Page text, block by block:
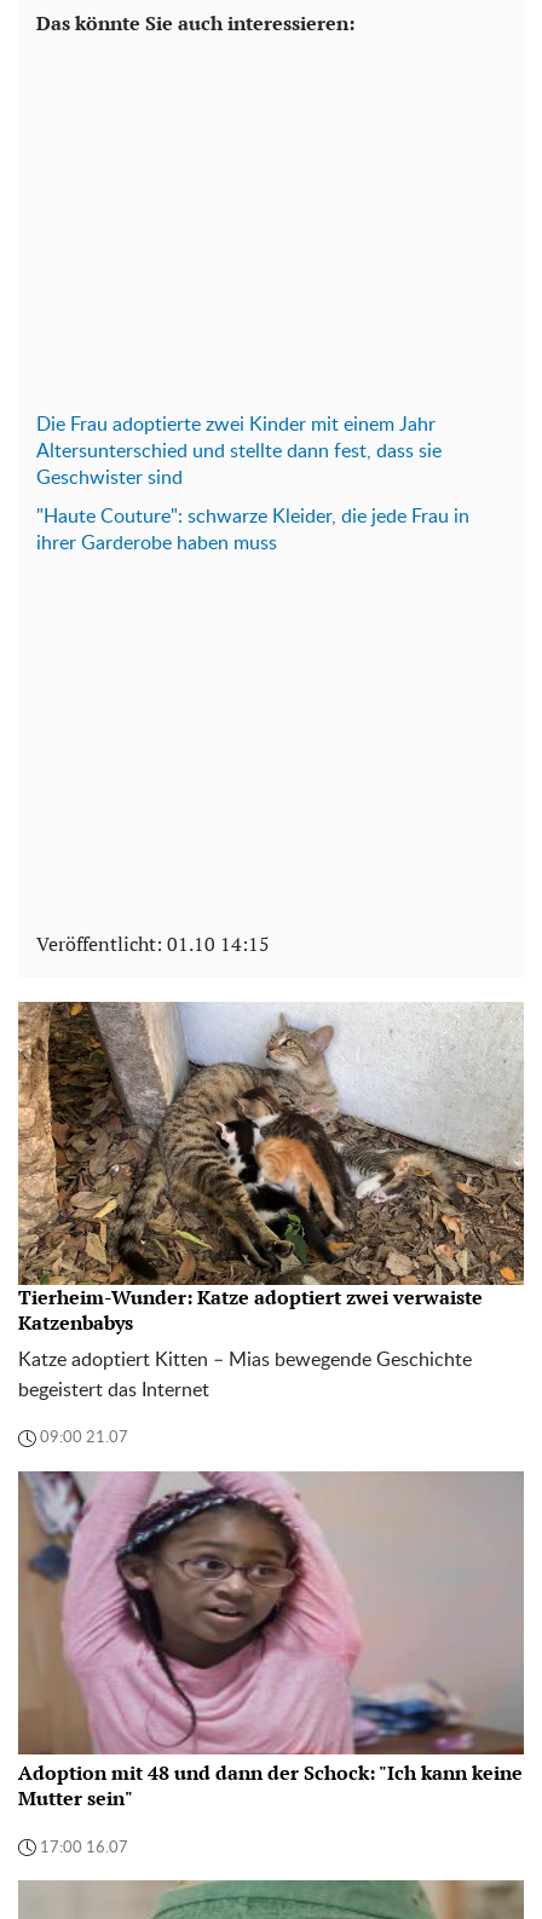
Das könnte Sie auch interessieren:
Die Frau adoptierte zwei Kinder mit einem Jahr
Altersunterschied und stellte dann fest, dass sie
Geschwister sind
"Haute Couture": schwarze Kleider, die jede Frau in
ihrer Garderobe haben muss
Veröffentlicht: 01.10 14:15
Tierheim-Wunder: Katze adoptiert zwei verwaiste
Katzenbabys
Katze adoptiert Kitten – Mias bewegende Geschichte
begeistert das Internet
09:00 21.07
Adoption mit 48 und dann der Schock: "Ich kann keine
Mutter sein"
17:00 16.07